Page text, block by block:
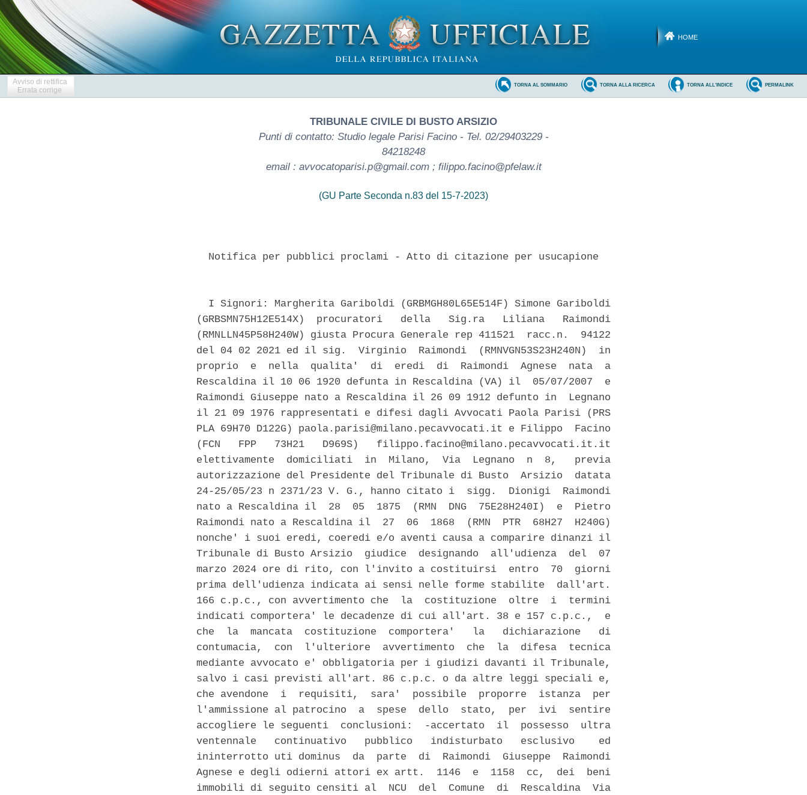
HOME
Avviso di rettifica
Errata corrige
PERMALINK
TORNA ALL'INDICE
TORNA ALLA RICERCA
TORNA AL SOMMARIO
TRIBUNALE CIVILE DI BUSTO ARSIZIO
Punti di contatto: Studio legale Parisi Facino - Tel. 02/29403229 -
84218248
email : avvocatoparisi.p@gmail.com ; filippo.facino@pfelaw.it
(GU Parte Seconda n.83 del 15-7-2023)
  Notifica per pubblici proclami - Atto di citazione per usucapione
  I Signori: Margherita Gariboldi (GRBMGH80L65E514F) Simone Gariboldi
(GRBSMN75H12E514X)  procuratori   della   Sig.ra   Liliana   Raimondi
(RMNLLN45P58H240W) giusta Procura Generale rep 411521  racc.n.  94122
del 04 02 2021 ed il sig.  Virginio  Raimondi  (RMNVGN53S23H240N)  in
proprio  e  nella  qualita'  di  eredi  di  Raimondi  Agnese  nata  a
Rescaldina il 10 06 1920 defunta in Rescaldina (VA) il  05/07/2007  e
Raimondi Giuseppe nato a Rescaldina il 26 09 1912 defunto in  Legnano
il 21 09 1976 rappresentati e difesi dagli Avvocati Paola Parisi (PRS
PLA 69H70 D122G) paola.parisi@milano.pecavvocati.it e Filippo  Facino
(FCN   FPP   73H21   D969S)   filippo.facino@milano.pecavvocati.it.it
elettivamente  domiciliati  in  Milano,  Via  Legnano  n  8,   previa
autorizzazione del Presidente del Tribunale di Busto  Arsizio  datata
24-25/05/23 n 2371/23 V. G., hanno citato i  sigg.  Dionigi  Raimondi
nato a Rescaldina il  28  05  1875  (RMN  DNG  75E28H240I)  e  Pietro
Raimondi nato a Rescaldina il  27  06  1868  (RMN  PTR  68H27  H240G)
nonche' i suoi eredi, coeredi e/o aventi causa a comparire dinanzi il
Tribunale di Busto Arsizio  giudice  designando  all'udienza  del  07
marzo 2024 ore di rito, con l'invito a costituirsi  entro  70  giorni
prima dell'udienza indicata ai sensi nelle forme stabilite  dall'art.
166 c.p.c., con avvertimento che  la  costituzione  oltre  i  termini
indicati comportera' le decadenze di cui all'art. 38 e 157 c.p.c.,  e
che  la  mancata  costituzione  comportera'   la   dichiarazione   di
contumacia,  con  l'ulteriore  avvertimento  che  la  difesa  tecnica
mediante avvocato e' obbligatoria per i giudizi davanti il Tribunale,
salvo i casi previsti all'art. 86 c.p.c. o da altre leggi speciali e,
che avendone  i  requisiti,  sara'  possibile  proporre  istanza  per
l'ammissione al patrocino  a  spese  dello  stato,  per  ivi  sentire
accogliere le seguenti  conclusioni:  -accertato  il  possesso  ultra
ventennale   continuativo   pubblico   indisturbato   esclusivo    ed
ininterrotto uti dominus  da  parte  di  Raimondi  Giuseppe  Raimondi
Agnese e degli odierni attori ex artt.  1146  e  1158  cc,  dei  beni
immobili di seguito censiti al  NCU  del  Comune  di  Rescaldina  Via